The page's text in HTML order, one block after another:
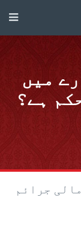
میں
ہے؟
مالی جرائم